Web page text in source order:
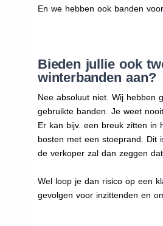
En we hebben ook banden
Bieden jullie ook
winterbanden aan?
Nee absoluut niet. Wij hebben
gebruikte banden. Je weet
Er kan bijv. een breuk zitten in
bosten met een stoeprand. Dit
de verkoper zal dan zeggen
Wel loop je dan risico op een
gevolgen voor inzittenden en